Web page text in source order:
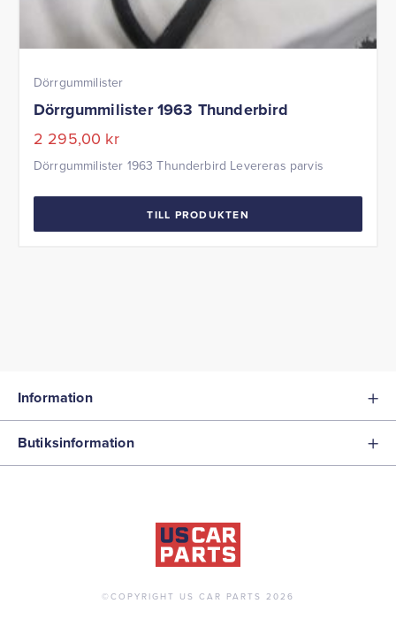
Dörrgummilister
Dörrgummilister 1963 Thunderbird
2 295,00 kr
Dörrgummilister 1963 Thunderbird Levereras parvis
TILL PRODUKTEN
Information
Butiksinformation
©COPYRIGHT US CAR PARTS 2026